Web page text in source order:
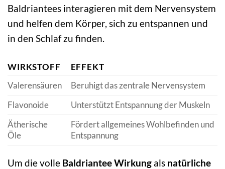
Baldriantees interagieren mit dem Nervensystem
und helfen dem Körper, sich zu entspannen und
in den Schlaf zu finden.
WIRKSTOFF
EFFEKT
Valerensäuren
Beruhigt das zentrale Nervensystem
Flavonoide
Unterstützt Entspannung der Muskeln
Ätherische
Öle
Fördert allgemeines Wohlbefinden und
Entspannung
Um die volle Baldriantee Wirkung als natürliche